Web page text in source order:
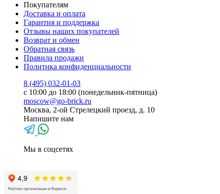
Покупателям
Доставка и оплата
Гарантия и поддержка
Отзывы наших покупателей
Возврат и обмен
Обратная связь
Правила продажи
Политика конфиденциальности
8 (495) 032-01-03
с 10:00 до 18:00 (понедельник-пятница)
moscow@go-brick.ru
Москва, 2-ой Стрелецкий проезд, д. 10
Напишите нам
Мы в соцсетях